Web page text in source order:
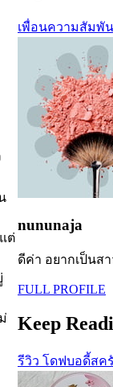
ต่
เพื่อนความสัมพั
nununaja
ดีค่า อยากเป็นส
FULL PROFILE
Keep
รีวิว โดฟบอดี้สค